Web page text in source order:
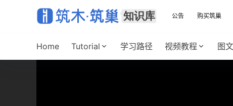
公告 购买筑巢
Home Tutorial 学习路径 视频教程 图